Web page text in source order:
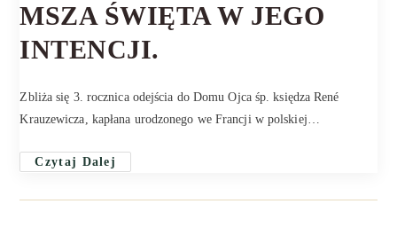
MSZA ŚWIĘTA W JEGO
INTENCJI.
Zbliża się 3. rocznica odejścia do Domu Ojca śp. księdza René
Krauzewicza, kapłana urodzonego we Francji w polskiej…
Czytaj Dalej